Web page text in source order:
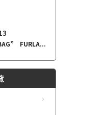
FURLA...